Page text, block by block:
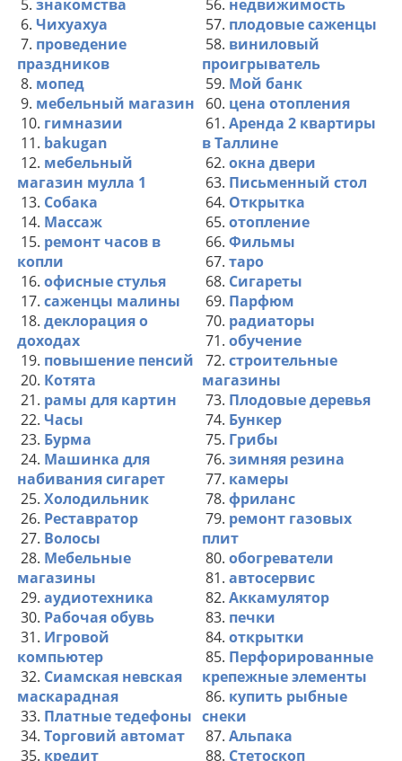
5. знакомства
6. Чихуахуа
7. проведение
праздников
8. мопед
9. мебельный магазин
10. гимназии
11. bakugan
12. мебельный
магазин мулла 1
13. Собака
14. Массаж
15. ремонт часов в
копли
16. офисные стулья
17. саженцы малины
18. деклорация о
доходах
19. повышение пенсий
20. Котята
21. рамы для картин
22. Часы
23. Бурма
24. Машинка для
набивания сигарет
25. Холодильник
26. Реставратор
27. Волосы
28. Мебельные
магазины
29. аудиотехника
30. Рабочая обувь
31. Игровой
компьютер
32. Сиамская невская
маскарадная
33. Платные тедефоны
34. Торговий автомат
35. кредит
56. недвижимость
57. плодовые саженцы
58. виниловый
проигрыватель
59. Мой банк
60. цена отопления
61. Аренда 2 квартиры
в Таллине
62. окна двери
63. Письменный стол
64. Открытка
65. отопление
66. Фильмы
67. таро
68. Сигареты
69. Парфюм
70. радиаторы
71. обучение
72. строительные
магазины
73. Плодовые деревья
74. Бункер
75. Грибы
76. зимняя резина
77. камеры
78. фриланс
79. ремонт газовых
плит
80. обогреватели
81. автосервис
82. Аккамулятор
83. печки
84. открытки
85. Перфорированные
крепежные элементы
86. купить рыбные
снеки
87. Альпака
88. Стетоскоп